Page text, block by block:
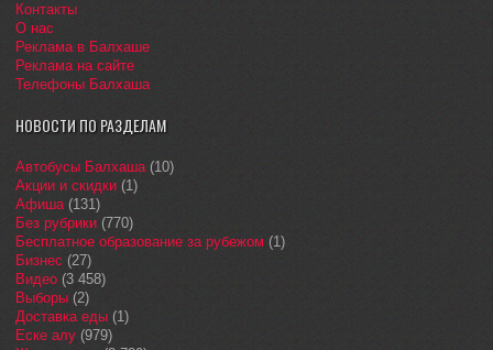
Контакты
О нас
Реклама в Балхаше
Реклама на сайте
Телефоны Балхаша
НОВОСТИ ПО РАЗДЕЛАМ
Автобусы Балхаша(10)
Акции и скидки (1)
Афиша(131)
Без рубрики (770)
Бесплатное образование за рубежом (1)
Бизнес (27)
Видео (3 458)
Выборы (2)
Доставка еды (1)
Еске алу (979)